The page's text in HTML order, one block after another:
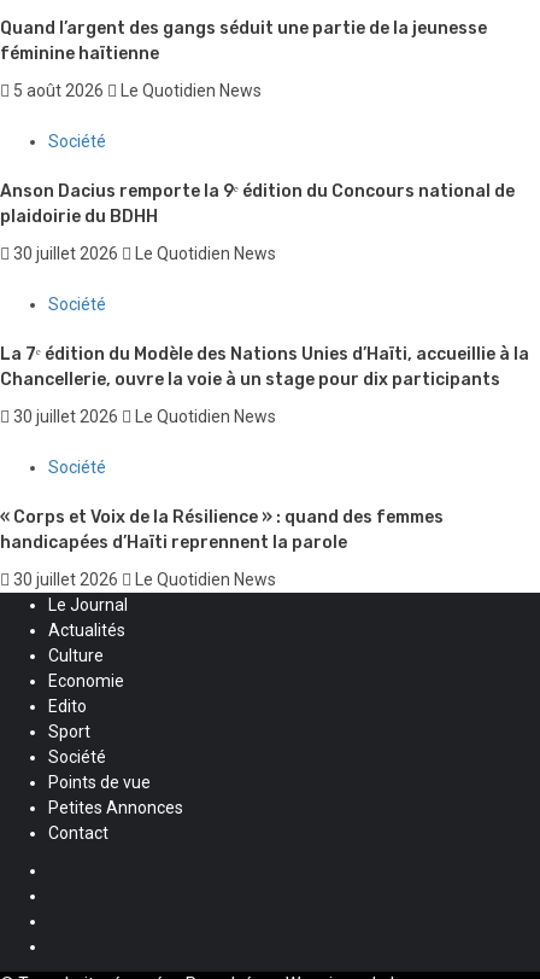
Quand l’argent des gangs séduit une partie de la jeunesse
féminine haïtienne
5 août 2026 Le Quotidien News
Société
Anson Dacius remporte la 9ᵉ édition du Concours national de
plaidoirie du BDHH
30 juillet 2026 Le Quotidien News
Société
La 7ᵉ édition du Modèle des Nations Unies d’Haïti, accueillie à la
Chancellerie, ouvre la voie à un stage pour dix participants
30 juillet 2026 Le Quotidien News
Société
« Corps et Voix de la Résilience » : quand des femmes
handicapées d’Haïti reprennent la parole
30 juillet 2026
Le Quotidien News
Le Journal
Actualités
Culture
Economie
Edito
Sport
Société
Points de vue
Petites Annonces
Contact